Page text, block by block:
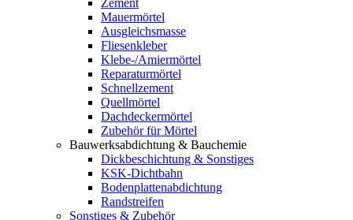
Zement
Mauermörtel
Ausgleichsmasse
Fliesenkleber
Klebe-/Amiermörtel
Reparaturmörtel
Schnellzement
Quellmörtel
Dachdeckermörtel
Zubehör für Mörtel
Bauwerksabdichtung & Bauchemie
Dickbeschichtung & Sonstiges
KSK-Dichtbahn
Bodenplattenabdichtung
Randstreifen
Sonstiges & Zubehör